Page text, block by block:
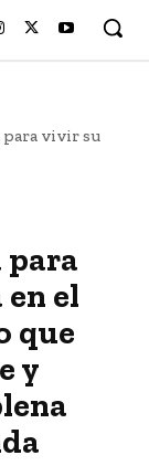
para vivir su
para
el
que
y